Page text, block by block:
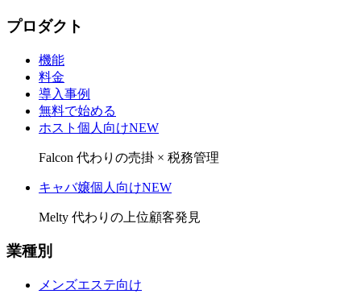
プロダクト
機能
料金
導入事例
無料で始める
ホスト個人向けNEW
Falcon 代わりの売掛 × 税務管理
キャバ嬢個人向けNEW
Melty 代わりの上位顧客発見
業種別
メンズエステ向け